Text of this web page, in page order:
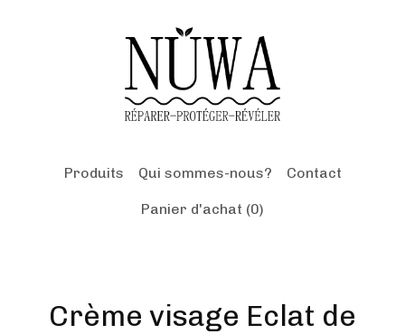
Produits Qui sommes-nous? Contact
Panier d'achat (0)
Crème visage Eclat de